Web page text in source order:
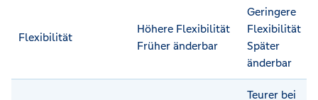
Flexibilität
Höhere Flexibilität
Früher änderbar
Geringere
Flexibilität
Später
änderbar
Teurer bei